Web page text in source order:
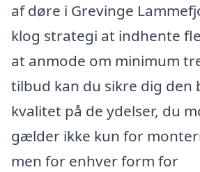
af døre i Grevinge
klog strategi at indhente
at anmode om minimum
tilbud kan du sikre dig den
kvalitet på de ydelser, du
gælder ikke kun for
men for enhver form for